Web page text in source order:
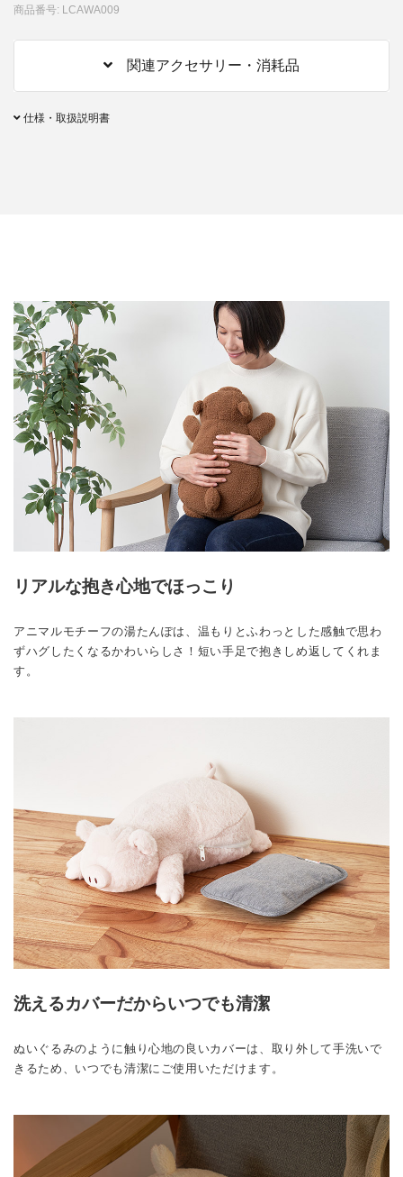
商品番号: LCAWA009
関連アクセサリー・消耗品
仕様・取扱説明書
リアルな抱き心地でほっこり
アニマルモチーフの湯たんぽは、温もりとふわっとした感触で思わ
ずハグしたくなるかわいらしさ！短い手足で抱きしめ返してくれま
す。
洗えるカバーだからいつでも清潔
ぬいぐるみのように触り心地の良いカバーは、取り外して手洗いで
きるため、いつでも清潔にご使用いただけます。